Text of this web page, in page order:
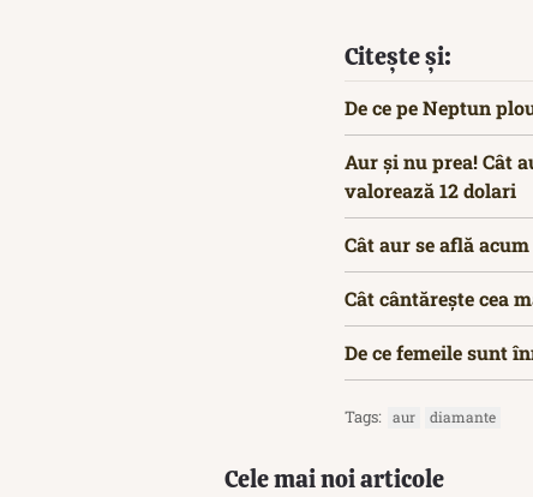
Citește și:
De ce pe Neptun
Aur și nu prea! Cât
valorează 12 dolari
Cât aur se află
Cât cântărește cea
De ce femeile sunt
Tags: aur diamante
Cele mai noi articole